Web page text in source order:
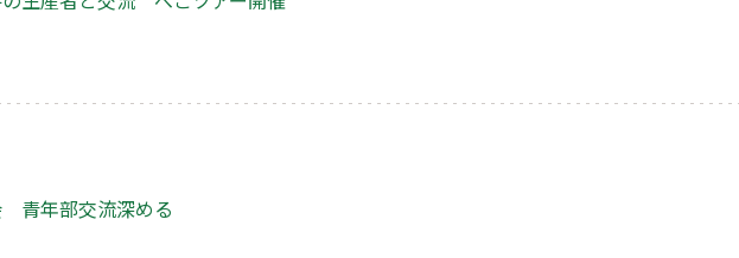
青年部交流深める